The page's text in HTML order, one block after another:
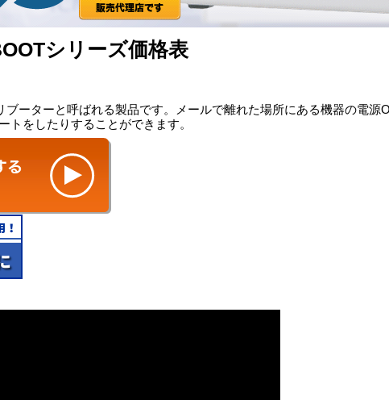
シリーズ価格表
ブーターと呼ばれる製品です。メールで離れた場所にある機器の電
トをしたりすることができます。